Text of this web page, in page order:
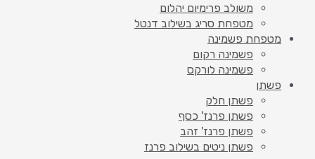
משולב פרימיום יהלום
מטפחת סריג בשילוב דנטל
מטפחת פשמינה
פשמינה רקום
פשמינה לורקס
פשתן
פשתן חלק
פשתן פרנז' כסף
פשתן פרנז' זהב
פשתן ניטים בשילוב פרנז